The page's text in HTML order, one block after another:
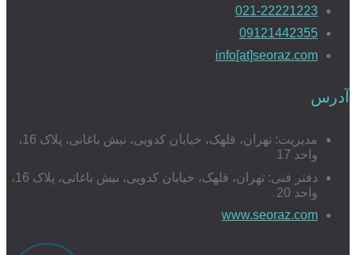
021-22221223
09121442355
info[at]seoraz.com
آدرس
مدیریت: تهران، قلهک، خیابان کدویی، نبش باغانی، پلاک 16،
واحد 17
دفتر فنی: تهران، قلهک، خیابان کدویی، نبش باغانی، پلاک 16،
واحد 20
www.seoraz.com